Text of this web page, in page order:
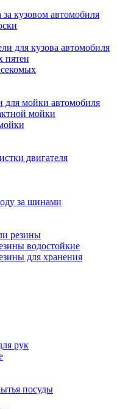
за кузовом автомобиля
для кузова автомобиля
пятен
мойки автомобиля
мойки
двигателя
за шинами
резины
водостойкие
для хранения
рук
посуды